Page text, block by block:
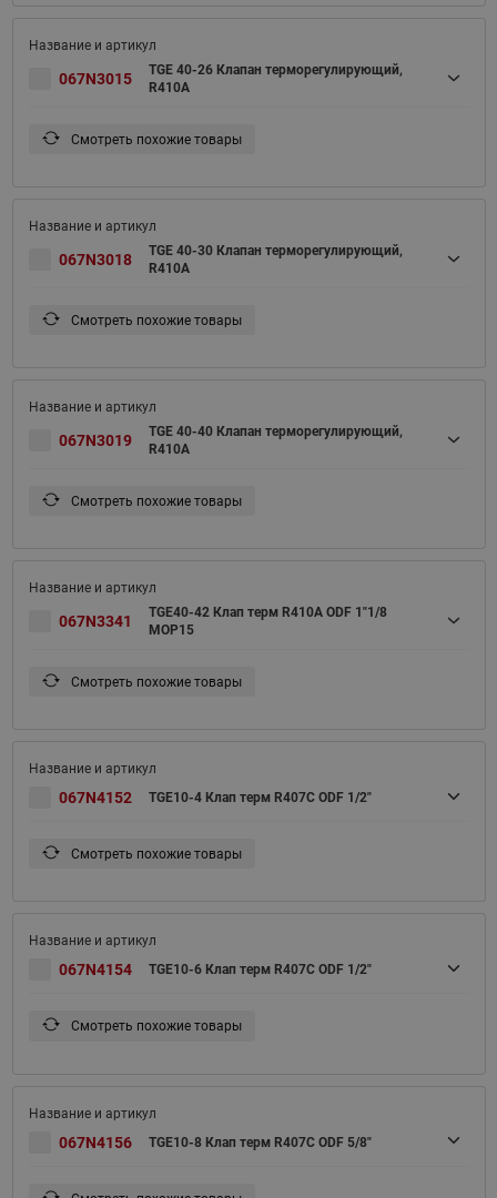
067N3015
TGE 40-26 Клапан терморегулирующий,
R410A
Смотреть похожие товары
067N3018
TGE 40-30 Клапан терморегулирующий,
R410A
Смотреть похожие товары
067N3019
TGE 40-40 Клапан терморегулирующий,
R410A
Смотреть похожие товары
067N3341
TGE40-42 Клап терм R410A ODF 1"1/8
MOP15
Смотреть похожие товары
067N4152 TGE10-4 Клап терм R407С ODF 1/2"
Смотреть похожие товары
067N4154 TGE10-6 Клап терм R407С ODF 1/2"
Смотреть похожие товары
067N4156 TGE10-8 Клап терм R407С ODF 5/8"